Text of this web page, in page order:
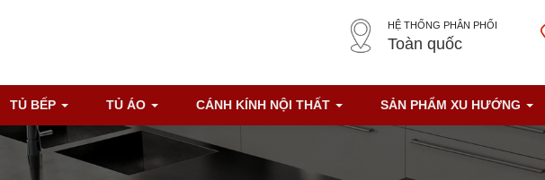
HỆ THỐNG PHÂN PHỐI
Toàn quốc
TỦ BẾP TỦ ÁO CÁNH KÍNH NỘI THẤT SẢN PHẨM XU HƯỚNG